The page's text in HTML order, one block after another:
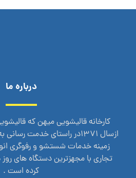
درباره ما
کارخانه قالیشویی میهن که
ازسال 1371در راستای خدمت
زمینه خدمات شستشو و رفوگری
تجاری با مجهزترین دستگاه های روز
کرده است .